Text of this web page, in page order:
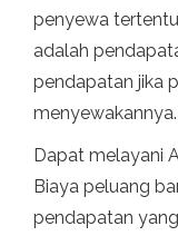
penyewa
adalah
pendapatan jika
menyewakannya.
Dapat melayani
Biaya peluang
pendapatan